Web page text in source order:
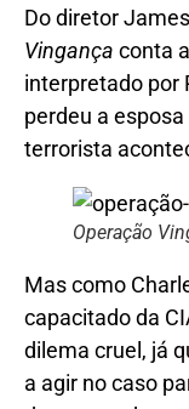
Do diretor
Vingança conta
interpretado por
perdeu a
terrorista
Operação
Mas como
capacitado da
dilema cruel, já
a agir no caso